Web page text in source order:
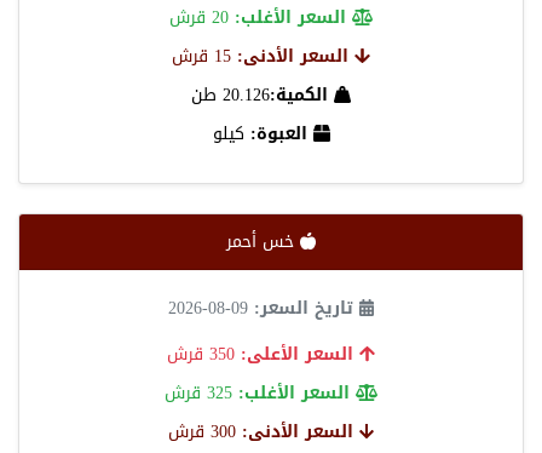
السعر الأغلب: 20 قرش
السعر الأدنى:
الكمية:20.126 طن
العبوة: كيلو
خس أحمر
تاريخ السعر: 09-08-2026
السعر الأعلى:
السعر الأغلب:
السعر الأدنى: 300 قرش